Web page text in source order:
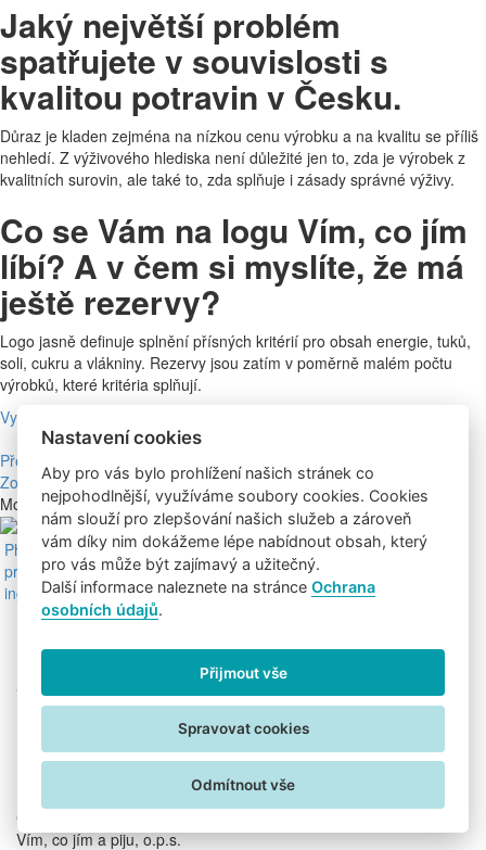
Jaký největší problém
spatřujete v souvislosti s
kvalitou potravin v Česku.
Důraz je kladen zejména na nízkou cenu výrobku a na kvalitu se příliš
nehledí. Z výživového hlediska není důležité jen to, zda je výrobek z
kvalitních surovin, ale také to, zda splňuje i zásady správné výživy.
Co se Vám na logu Vím, co jím
líbí? A v čem si myslíte, že má
ještě rezervy?
Logo jasně definuje splnění přísných kritérií pro obsah energie, tuků,
soli, cukru a vlákniny. Rezervy jsou zatím v poměrně malém počtu
výrobků, které kritéria splňují.
Vytisknout tento článek
Předchozí článek
Další článek »
Zobrazit přehled 0 článků v této oblasti »
Mohlo by vás také zajímat:
Bc. Veronika Jirkalová, DiS.
PhDr. Iva Málková
prof. ing. Jana Dostálová, CSc.
ing. Petr Havlíček
Sledujte nás na:
Uživatelské podmínky
Informace o zpracování osobních údajů
Nastavení cookies
Copyright © 2026
Vím, co jím a piju, o.p.s.
Nastavení cookies
Aby pro vás bylo prohlížení našich stránek co
nejpohodlnější, využíváme soubory cookies. Cookies
nám slouží pro zlepšování našich služeb a zároveň
vám díky nim dokážeme lépe nabídnout obsah, který
pro vás může být zajímavý a užitečný.
Další informace naleznete na stránceOchrana
osobních údajů.
Přijmout vše
Spravovat cookies
Odmítnout vše